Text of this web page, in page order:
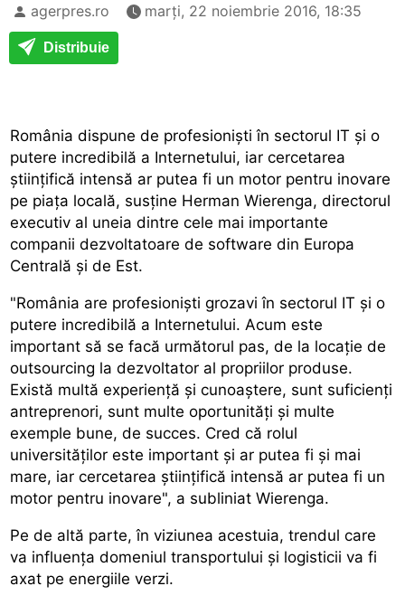
agerpres.ro marți, 22 noiembrie 2016, 18:35
Distribuie
România dispune de profesioniști în sectorul IT și o
putere incredibilă a Internetului, iar cercetarea
științifică intensă ar putea fi un motor pentru inovare
pe piața locală, susține Herman Wierenga, directorul
executiv al uneia dintre cele mai importante
companii dezvoltatoare de software din Europa
Centrală și de Est.
"România are profesioniști grozavi în sectorul IT și o
putere incredibilă a Internetului. Acum este
important să se facă următorul pas, de la locație de
outsourcing la dezvoltator al propriilor produse.
Există multă experiență și cunoaștere, sunt suficienți
antreprenori, sunt multe oportunități și multe
exemple bune, de succes. Cred că rolul
universităților este important și ar putea fi și mai
mare, iar cercetarea științifică intensă ar putea fi un
motor pentru inovare", a subliniat Wierenga.
Pe de altă parte, în viziunea acestuia, trendul care
va influența domeniul transportului și logisticii va fi
axat pe energiile verzi.